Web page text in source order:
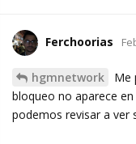
Ferchoorias
hgmnetwork
Me
bloqueo no aparece
podemos revisar a ver